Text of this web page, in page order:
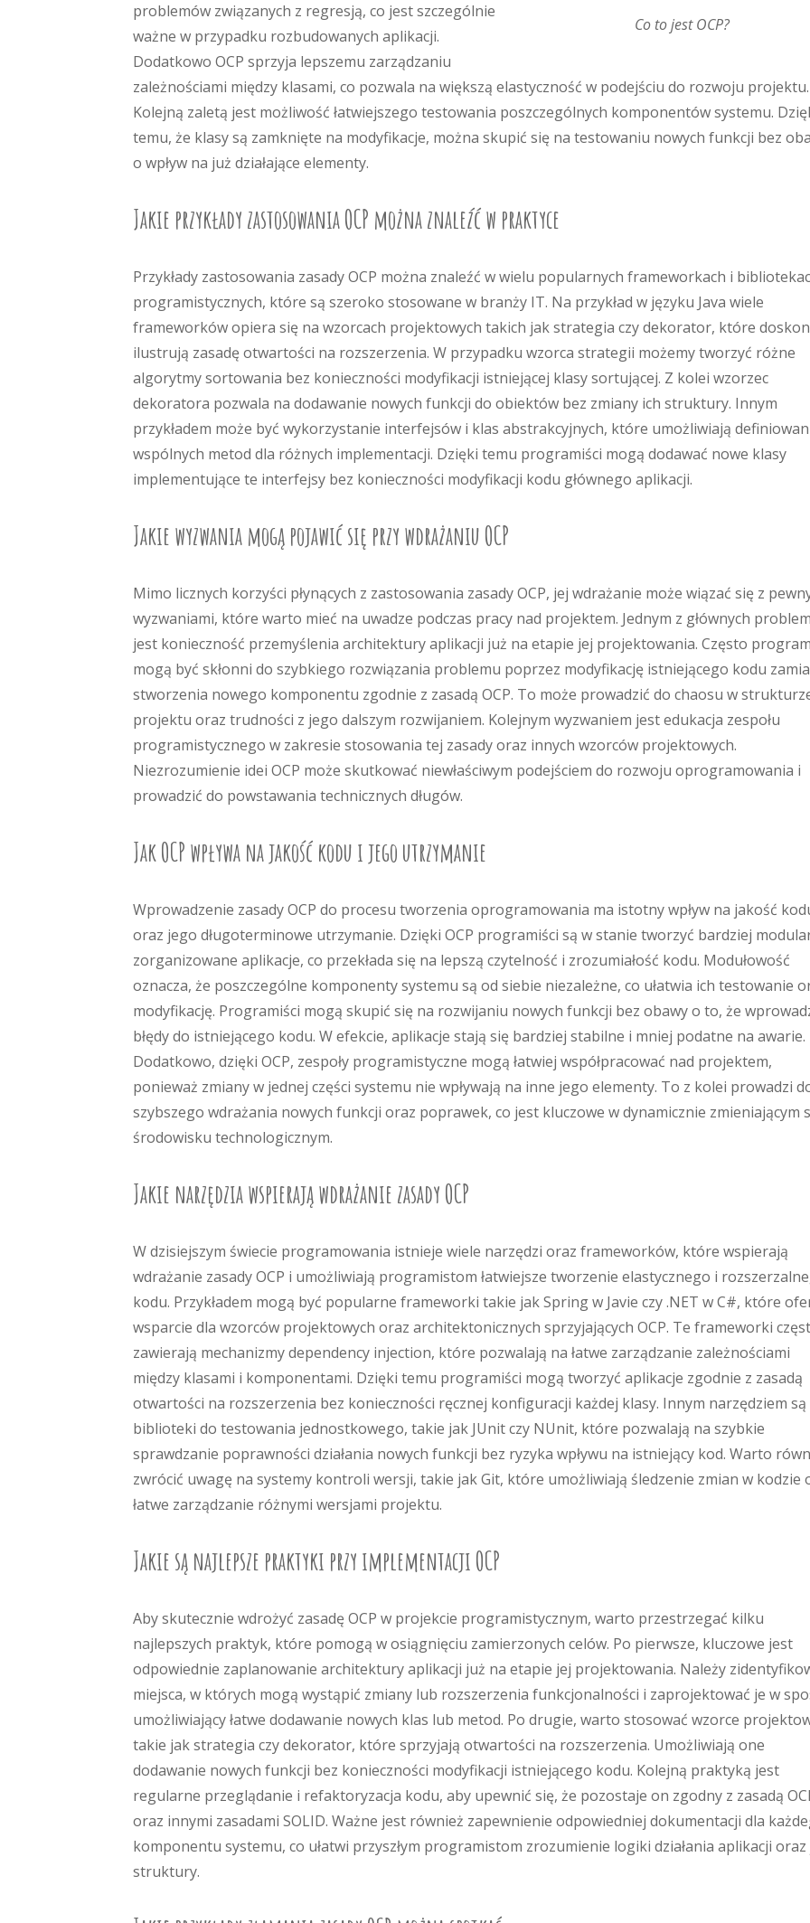
Co to jest OCP?
problemów związanych z regresją, co jest szczególnie
ważne w przypadku rozbudowanych aplikacji.
Dodatkowo OCP sprzyja lepszemu zarządzaniu
zależnościami między klasami, co pozwala na większą elastyczność w podejściu do rozwoju projektu.
Kolejną zaletą jest możliwość łatwiejszego testowania poszczególnych komponentów systemu.
temu, że klasy są zamknięte na modyfikacje, można skupić się na testowaniu nowych funkcji bez
o wpływ na już działające elementy.
Jakie przykłady zastosowania OCP można znaleźć w praktyce
Przykłady zastosowania zasady OCP można znaleźć w wielu popularnych frameworkach i
programistycznych, które są szeroko stosowane w branży IT. Na przykład w języku Java wiele
frameworków opiera się na wzorcach projektowych takich jak strategia czy dekorator, które
ilustrują zasadę otwartości na rozszerzenia. W przypadku wzorca strategii możemy tworzyć różne
algorytmy sortowania bez konieczności modyfikacji istniejącej klasy sortującej. Z kolei wzorzec
dekoratora pozwala na dodawanie nowych funkcji do obiektów bez zmiany ich struktury. Innym
przykładem może być wykorzystanie interfejsów i klas abstrakcyjnych, które umożliwiają
wspólnych metod dla różnych implementacji. Dzięki temu programiści mogą dodawać nowe klasy
implementujące te interfejsy bez konieczności modyfikacji kodu głównego aplikacji.
Jakie wyzwania mogą pojawić się przy wdrażaniu OCP
Mimo licznych korzyści płynących z zastosowania zasady OCP, jej wdrażanie może wiązać się z
wyzwaniami, które warto mieć na uwadze podczas pracy nad projektem. Jednym z głównych
jest konieczność przemyślenia architektury aplikacji już na etapie jej projektowania. Często
mogą być skłonni do szybkiego rozwiązania problemu poprzez modyfikację istniejącego kodu
stworzenia nowego komponentu zgodnie z zasadą OCP. To może prowadzić do chaosu w
projektu oraz trudności z jego dalszym rozwijaniem. Kolejnym wyzwaniem jest edukacja zespołu
programistycznego w zakresie stosowania tej zasady oraz innych wzorców projektowych.
Niezrozumienie idei OCP może skutkować niewłaściwym podejściem do rozwoju oprogramowania i
prowadzić do powstawania technicznych długów.
Jak OCP wpływa na jakość kodu i jego utrzymanie
Wprowadzenie zasady OCP do procesu tworzenia oprogramowania ma istotny wpływ na jakość
oraz jego długoterminowe utrzymanie. Dzięki OCP programiści są w stanie tworzyć bardziej
zorganizowane aplikacje, co przekłada się na lepszą czytelność i zrozumiałość kodu. Modułowość
oznacza, że poszczególne komponenty systemu są od siebie niezależne, co ułatwia ich testowanie
modyfikację. Programiści mogą skupić się na rozwijaniu nowych funkcji bez obawy o to, że
błędy do istniejącego kodu. W efekcie, aplikacje stają się bardziej stabilne i mniej podatne na awarie.
Dodatkowo, dzięki OCP, zespoły programistyczne mogą łatwiej współpracować nad projektem,
ponieważ zmiany w jednej części systemu nie wpływają na inne jego elementy. To z kolei prowadzi
szybszego wdrażania nowych funkcji oraz poprawek, co jest kluczowe w dynamicznie zmieniającym
środowisku technologicznym.
Jakie narzędzia wspierają wdrażanie zasady OCP
W dzisiejszym świecie programowania istnieje wiele narzędzi oraz frameworków, które wspierają
wdrażanie zasady OCP i umożliwiają programistom łatwiejsze tworzenie elastycznego i
kodu. Przykładem mogą być popularne frameworki takie jak Spring w Javie czy .NET w C#, które
wsparcie dla wzorców projektowych oraz architektonicznych sprzyjających OCP. Te frameworki
zawierają mechanizmy dependency injection, które pozwalają na łatwe zarządzanie zależnościami
między klasami i komponentami. Dzięki temu programiści mogą tworzyć aplikacje zgodnie z zasadą
otwartości na rozszerzenia bez konieczności ręcznej konfiguracji każdej klasy. Innym narzędziem są
biblioteki do testowania jednostkowego, takie jak JUnit czy NUnit, które pozwalają na szybkie
sprawdzanie poprawności działania nowych funkcji bez ryzyka wpływu na istniejący kod. Warto
zwrócić uwagę na systemy kontroli wersji, takie jak Git, które umożliwiają śledzenie zmian w kodzie
łatwe zarządzanie różnymi wersjami projektu.
Jakie są najlepsze praktyki przy implementacji OCP
Aby skutecznie wdrożyć zasadę OCP w projekcie programistycznym, warto przestrzegać kilku
najlepszych praktyk, które pomogą w osiągnięciu zamierzonych celów. Po pierwsze, kluczowe jest
odpowiednie zaplanowanie architektury aplikacji już na etapie jej projektowania. Należy
miejsca, w których mogą wystąpić zmiany lub rozszerzenia funkcjonalności i zaprojektować je w
umożliwiający łatwe dodawanie nowych klas lub metod. Po drugie, warto stosować wzorce
takie jak strategia czy dekorator, które sprzyjają otwartości na rozszerzenia. Umożliwiają one
dodawanie nowych funkcji bez konieczności modyfikacji istniejącego kodu. Kolejną praktyką jest
regularne przeglądanie i refaktoryzacja kodu, aby upewnić się, że pozostaje on zgodny z zasadą
oraz innymi zasadami SOLID. Ważne jest również zapewnienie odpowiedniej dokumentacji dla
komponentu systemu, co ułatwi przyszłym programistom zrozumienie logiki działania aplikacji oraz
struktury.